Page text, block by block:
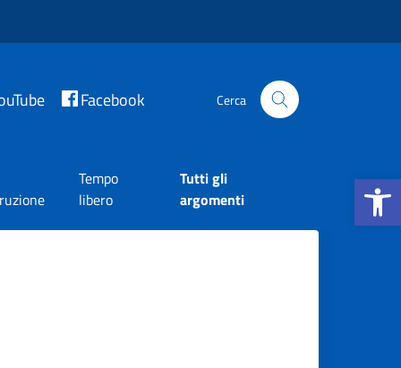
Apri la
Facebook Cerca
Tempo
libero
Tutti gli
argomenti